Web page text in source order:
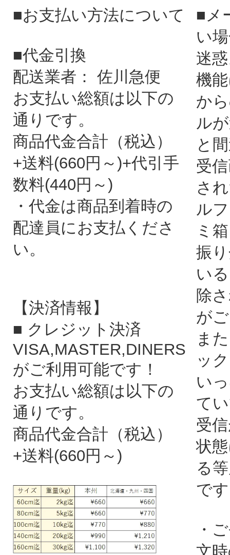
■お支払い方法について
■代金引換
配送業者： 佐川急便
お支払い総額は以下の
通りです。
商品代金合計（税込）
+送料(660円～)+代引手
数料(440円～)
・代金は商品到着時の
配達員にお支払くださ
い。
【決済情報】
■ クレジット決済
VISA,MASTER,DINERS
がご利用可能です！
お支払い総額は以下の
通りです。
商品代金合計（税込）
+送料(660円～)
■メ
い
迷
機
か
ル
と
受
さ
ル
ミ
振
い
除
が
ま
ッ
い
て
受
状
る
で
・
文